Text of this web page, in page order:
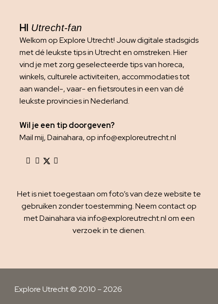
HI Utrecht-fan
Welkom op Explore Utrecht! Jouw digitale stadsgids
met dé leukste tips in Utrecht en omstreken. Hier
vind je met zorg geselecteerde tips van horeca,
winkels, culturele activiteiten, accommodaties tot
aan wandel-, vaar- en fietsroutes in een van dé
leukste provincies in Nederland.
Wil je een tip doorgeven?
Mail mij, Dainahara, op info@exploreutrecht.nl
Het is niet toegestaan om foto’s van deze website te
gebruiken zonder toestemming. Neem contact op
met Dainahara via info@exploreutrecht.nl om een
verzoek in te dienen.
Explore Utrecht © 2010 – 2026